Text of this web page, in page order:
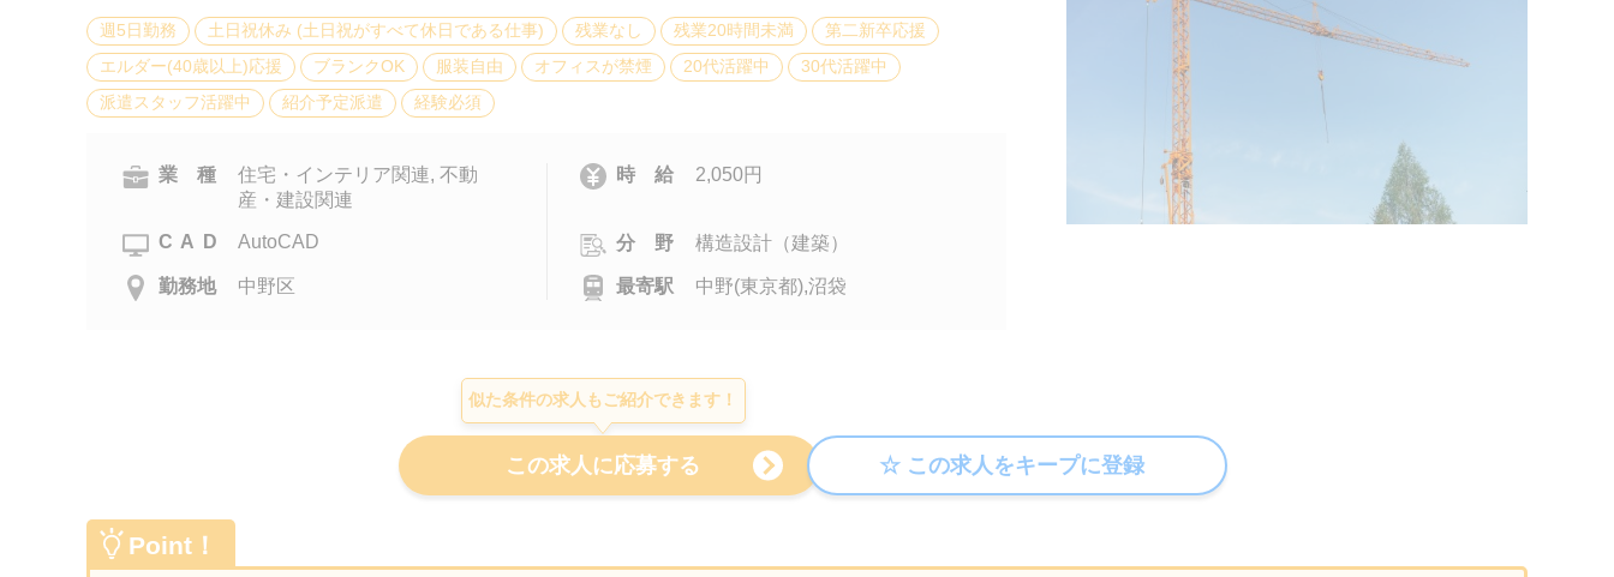
週5日勤務 土日祝休み (土日祝がすべて休日である仕事) 残業なし 残業20時間未満
第二新卒応援
エルダー(40歳以上)応援
ブランクOK 服装自由 オフィスが禁煙 20代活躍中
30代活躍中
派遣スタッフ活躍中
紹介予定派遣 経験必須
業 種
住宅・インテリア関連, 不動
産・建設関連
CAD AutoCAD
勤務地 中野区
時 給 2,050円
分 野 構造設計（建築）
最寄駅 中野(東京都),沼袋
似た条件の求人もご紹介できます！
Point！